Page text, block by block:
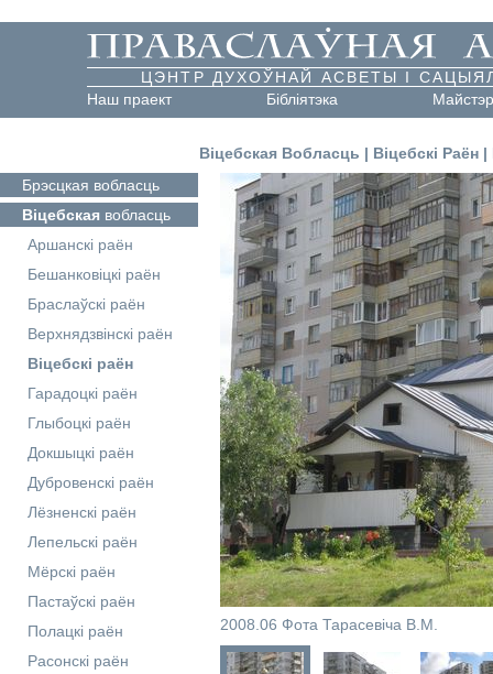
ЦЭНТР ДУХОЎНАЙ АСВЕТЫ І
Наш праект
Бібліятэка
Віцебская Вобласць | Віцебскі Раён |
Брэсцкая вобласць
Віцебская вобласць
Аршанскі раён
Бешанковіцкі раён
Браслаўскі раён
Верхнядзвінскі раён
Віцебскі раён
Гарадоцкі раён
Глыбоцкі раён
Докшыцкі раён
Дубровенскі раён
Лёзненскі раён
Лепельскі раён
Мёрскі раён
Пастаўскі раён
Полацкі раён
Расонскі раён
2008.06 Фота Тарасевіча В.М.